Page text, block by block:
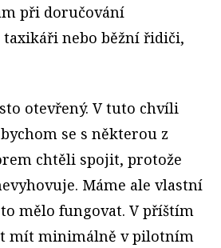
při doručování
nebo běžní řidiči,
otevřený. V tuto chvíli
se s některou z
chtěli spojit, protože
Máme ale vlastní
mělo fungovat. V příštím
mít minimálně v pilotním